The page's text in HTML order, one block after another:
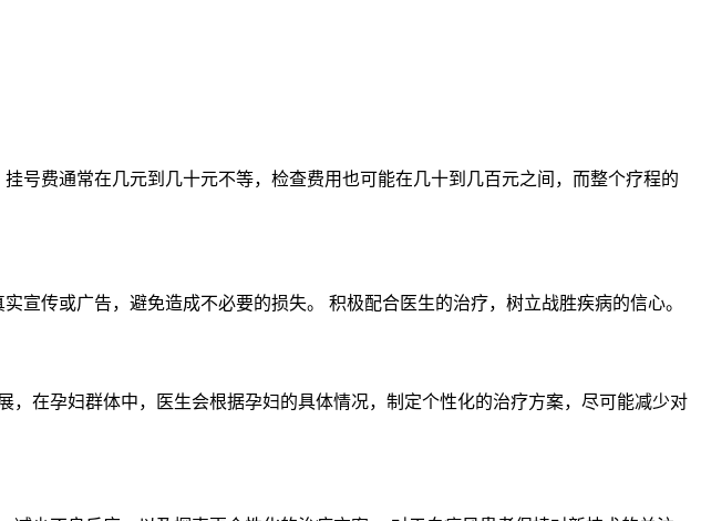
号费通常在几元到几十元不等，检查费用也可能在几十到几百元之间，而整个疗程的
传或广告，避免造成不必要的损失。 积极配合医生的治疗，树立战胜疾病的信心。
在孕妇群体中，医生会根据孕妇的具体情况，制定个性化的治疗方案，尽可能减少对